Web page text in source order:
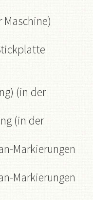
(in der
(in der
Markierungen
Markierungen